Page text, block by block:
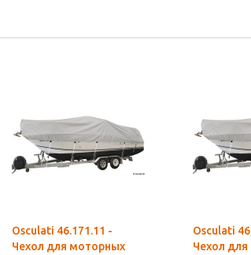
Osculati 46.171.11 -
Чехол для моторных
Osculati
Чехол